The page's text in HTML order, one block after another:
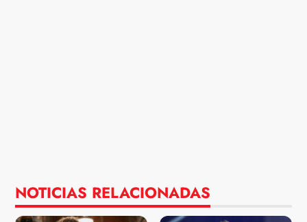
NOTICIAS RELACIONADAS